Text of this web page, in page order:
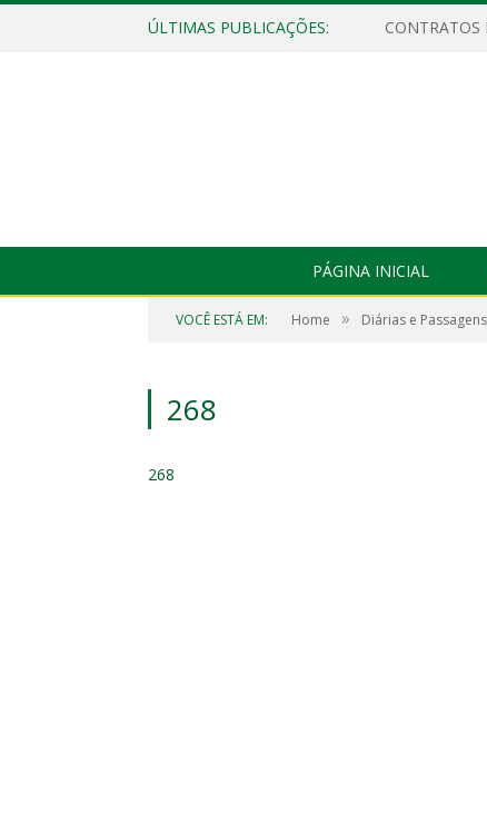
ÚLTIMAS PUBLICAÇÕES:
PÁGINA INICIAL
VOCÊ ESTÁ EM: Home » Diárias e Passagens
268
268